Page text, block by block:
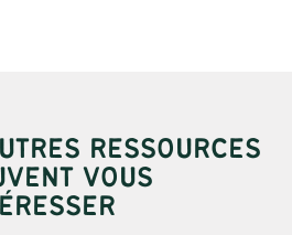
RESSOURCES
VOUS